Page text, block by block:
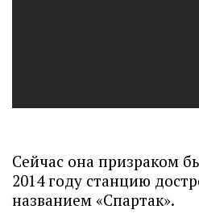
Сейчас она призраком
2014 году станцию
названием «Спартак».